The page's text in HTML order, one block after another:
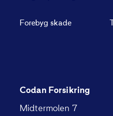
Forebyg skade
Codan Forsikring
Midtermolen 7